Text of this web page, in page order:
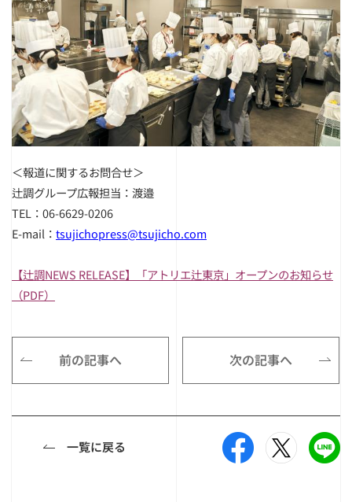
＜報道に関するお問合せ＞
辻調グループ広報担当：渡邉
TEL：06-6629-0206
E-mail： tsujichopress@tsujicho.com
【辻調NEWS RELEASE】「アトリエ辻東京」オープンのお知らせ
（PDF）
前の記事へ 次の記事へ
一覧に戻る